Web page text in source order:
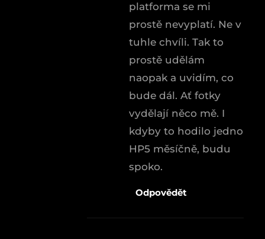
platforma se mi
prostě nevyplatí. Ne v
tuhle chvíli. Tak to
prostě udělám
naopak a uvidím, co
bude dál. Ať fotky
vydělají něco mě. I
kdyby to hodilo jedno
HP5 měsíčně, budu
spoko.
Odpovědět